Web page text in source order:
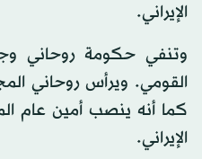
الإيراني.
وتنفي حكومة روحاني
القومي. ويرأس روحاني
كما أنه ينصب أمين عام
الإيراني.